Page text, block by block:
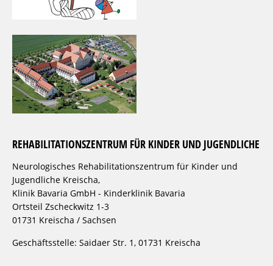
REHABILITATIONSZENTRUM FÜR KINDER UND JUGENDLICHE
Neurologisches Rehabilitationszentrum für Kinder und
Jugendliche Kreischa,
Klinik Bavaria GmbH - Kinderklinik Bavaria
Ortsteil Zscheckwitz 1-3
01731 Kreischa / Sachsen
Geschäftsstelle: Saidaer Str. 1, 01731 Kreischa